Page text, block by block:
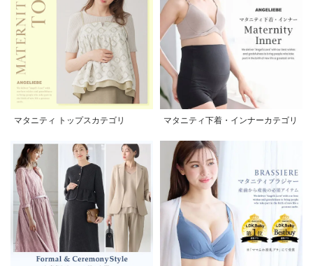
マタニティ トップスカテゴリ マタニティ下着・インナーカテゴリ